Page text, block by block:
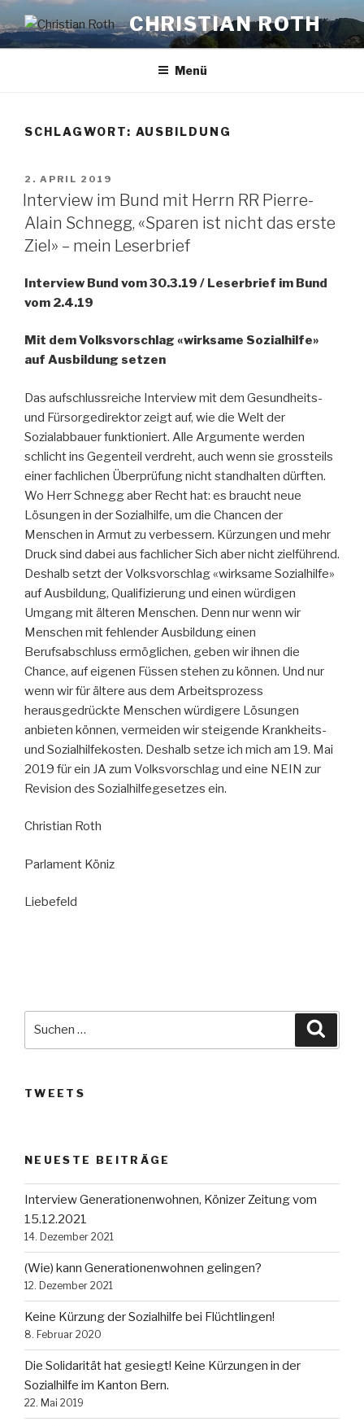
Zum
Inhalt
springen
CHRISTIAN ROTH
Menü
SCHLAGWORT: AUSBILDUNG
VERÖFFENTLICHT
AM
2. APRIL 2019
Interview im Bund mit Herrn RR Pierre-
Alain Schnegg, «Sparen ist nicht das erste
Ziel» – mein Leserbrief
Interview Bund vom 30.3.19 / Leserbrief im Bund
vom 2.4.19
Mit dem Volksvorschlag «wirksame Sozialhilfe»
auf Ausbildung setzen
Das aufschlussreiche Interview mit dem Gesundheits-
und Fürsorgedirektor zeigt auf, wie die Welt der
Sozialabbauer funktioniert. Alle Argumente werden
schlicht ins Gegenteil verdreht, auch wenn sie grossteils
einer fachlichen Überprüfung nicht standhalten dürften.
Wo Herr Schnegg aber Recht hat: es braucht neue
Lösungen in der Sozialhilfe, um die Chancen der
Menschen in Armut zu verbessern. Kürzungen und mehr
Druck sind dabei aus fachlicher Sich aber nicht zielführend.
Deshalb setzt der Volksvorschlag «wirksame Sozialhilfe»
auf Ausbildung, Qualifizierung und einen würdigen
Umgang mit älteren Menschen. Denn nur wenn wir
Menschen mit fehlender Ausbildung einen
Berufsabschluss ermöglichen, geben wir ihnen die
Chance, auf eigenen Füssen stehen zu können. Und nur
wenn wir für ältere aus dem Arbeitsprozess
herausgedrückte Menschen würdigere Lösungen
anbieten können, vermeiden wir steigende Krankheits-
und Sozialhilfekosten. Deshalb setze ich mich am 19. Mai
2019 für ein JA zum Volksvorschlag und eine NEIN zur
Revision des Sozialhilfegesetzes ein.
Christian Roth
Parlament Köniz
Liebefeld
TWEETS
NEUESTE BEITRÄGE
Interview Generationenwohnen, Könizer Zeitung vom
15.12.2021
14. Dezember 2021
(Wie) kann Generationenwohnen gelingen?
12. Dezember 2021
Keine Kürzung der Sozialhilfe bei Flüchtlingen!
8. Februar 2020
Die Solidarität hat gesiegt! Keine Kürzungen in der
Sozialhilfe im Kanton Bern.
22. Mai 2019